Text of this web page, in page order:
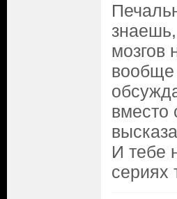
мозгов
вообще
вместо
И тебе
сериях